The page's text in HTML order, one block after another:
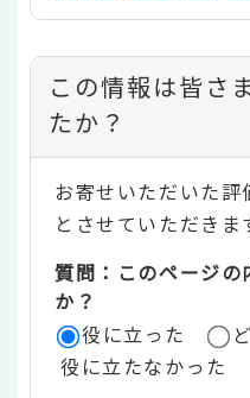
コ
ン
テ
ン
ツ
評
価
この情報は皆さ
たか？
お寄せいただいた
とさせていただきま
質問：このページ
か？
役に立った
役に立たなかった